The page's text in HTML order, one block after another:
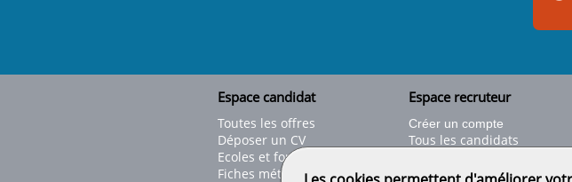
Espace candidat
Toutes les offres
Déposer un CV
Ecoles et formations
Fiches métiers
Espace recruteur
Créer un compte
Tous les candidats
Déposer une offre de stage